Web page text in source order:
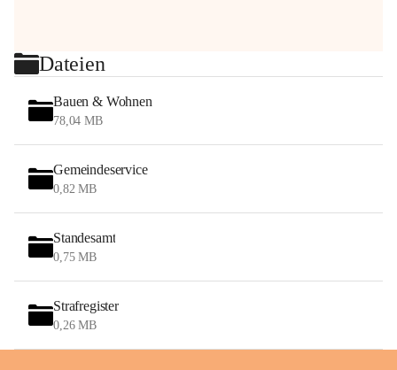
Dateien
Bauen & Wohnen
78,04 MB
Gemeindeservice
0,82 MB
Standesamt
0,75 MB
Strafregister
0,26 MB